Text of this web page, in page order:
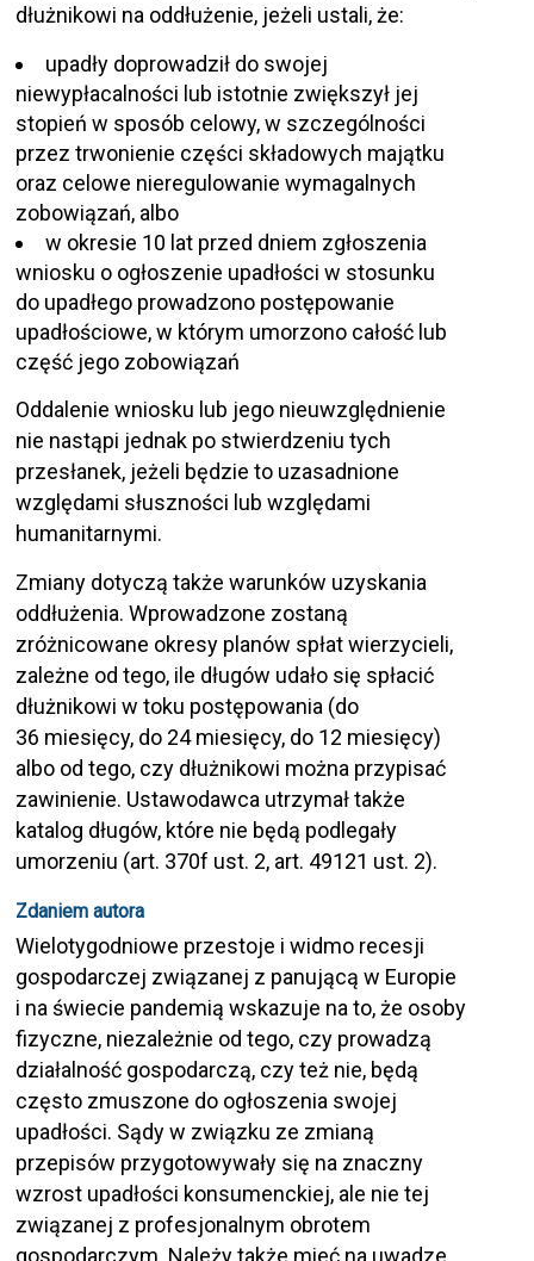
dłużnikowi na oddłużenie, jeżeli ustali, że:
upadły doprowadził do swojej
niewypłacalności lub istotnie zwiększył jej
stopień w sposób celowy, w szczególności
przez trwonienie części składowych majątku
oraz celowe nieregulowanie wymagalnych
zobowiązań, albo
w okresie 10 lat przed dniem zgłoszenia
wniosku o ogłoszenie upadłości w stosunku
do upadłego prowadzono postępowanie
upadłościowe, w którym umorzono całość lub
część jego zobowiązań
Oddalenie wniosku lub jego nieuwzględnienie
nie nastąpi jednak po stwierdzeniu tych
przesłanek, jeżeli będzie to uzasadnione
względami słuszności lub względami
humanitarnymi.
Zmiany dotyczą także warunków uzyskania
oddłużenia. Wprowadzone zostaną
zróżnicowane okresy planów spłat wierzycieli,
zależne od tego, ile długów udało się spłacić
dłużnikowi w toku postępowania (do
36 miesięcy, do 24 miesięcy, do 12 miesięcy)
albo od tego, czy dłużnikowi można przypisać
zawinienie. Ustawodawca utrzymał także
katalog długów, które nie będą podlegały
umorzeniu (art. 370f ust. 2, art. 49121 ust. 2).
Zdaniem autora
Wielotygodniowe przestoje i widmo recesji
gospodarczej związanej z panującą w Europie
i na świecie pandemią wskazuje na to, że osoby
fizyczne, niezależnie od tego, czy prowadzą
działalność gospodarczą, czy też nie, będą
często zmuszone do ogłoszenia swojej
upadłości. Sądy w związku ze zmianą
przepisów przygotowywały się na znaczny
wzrost upadłości konsumenckiej, ale nie tej
związanej z profesjonalnym obrotem